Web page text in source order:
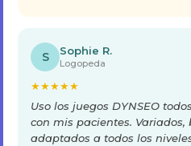
S Sophie R.
Logopeda
★★★★★
Uso los juegos DYNSEO
con mis pacientes. Variados,
adaptados a todos los